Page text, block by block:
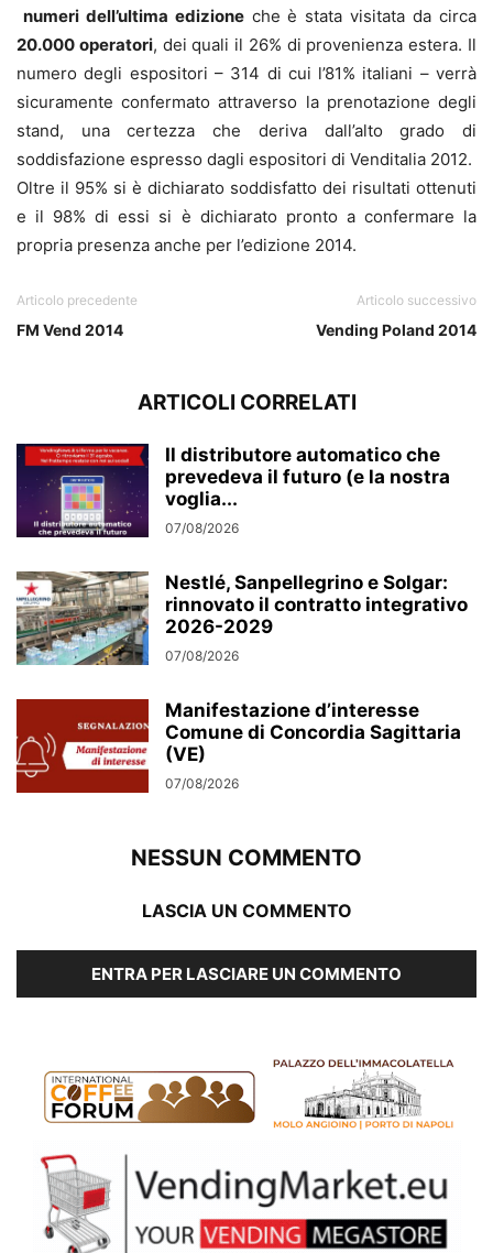
numeri dell’ultima edizioneche è stata visitata da circa
20.000 operatori, dei quali il 26% di provenienza estera. Il
numero degli espositori – 314 di cui l’81% italiani – verrà
sicuramente confermato attraverso la prenotazione degli
stand, una certezza che deriva dall’alto grado di
soddisfazione espresso dagli espositori di Venditalia 2012.
Oltre il 95% si è dichiarato soddisfatto dei risultati ottenuti
e il 98% di essi si è dichiarato pronto a confermare la
propria presenza anche per l’edizione 2014.
Articolo precedente
FM Vend 2014
Articolo successivo
Vending Poland 2014
ARTICOLI CORRELATI
Il distributore automatico che
prevedeva il futuro (e la nostra
voglia...
07/08/2026
Nestlé, Sanpellegrino e Solgar:
rinnovato il contratto integrativo
2026-2029
07/08/2026
Manifestazione d’interesse
Comune di Concordia Sagittaria
(VE)
07/08/2026
NESSUN COMMENTO
LASCIA UN COMMENTO
ENTRA PER LASCIARE UN COMMENTO